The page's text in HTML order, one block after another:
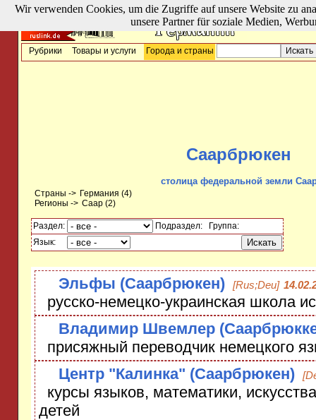
Рубрики Товары и услуги Города и страны
Саарбрюкен
столица федеральной земли
Страны -> Германия (4)
Регионы -> Саар(2)
Раздел: Подраздел:
Группа:
Язык:
Эльфы (Саарбрюкен) [Rus;Deu]
русско-немецко-украинская школа
Владимир Швемлер
присяжный переводчик немецкого
Центр "Калинка" (Саарбрюкен)
курсы языков, математики,
детей
Wir verwenden Cookies, um die Zugriffe auf unsere Website zu
unsere Partner für soziale Medien,